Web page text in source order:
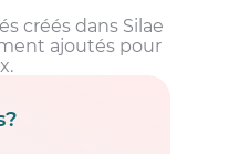
créés dans Silae
ajoutés pour